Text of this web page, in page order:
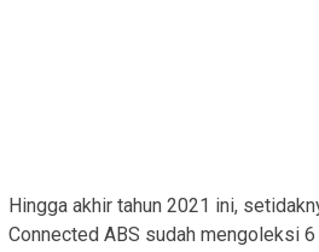
Hingga akhir tahun 2021 ini,
Connected ABS sudah mengoleksi